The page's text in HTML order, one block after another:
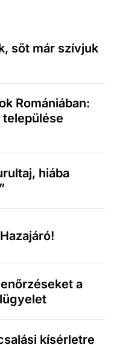
sőt már szívjuk
Romániában:
települése
hiába
a
kísérletre